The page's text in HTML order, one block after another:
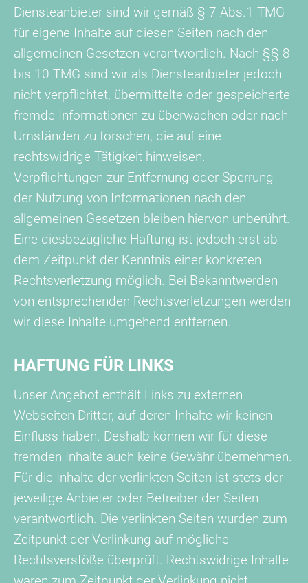
Diensteanbieter sind wir gemäß § 7 Abs.1 TMG
für eigene Inhalte auf diesen Seiten nach den
allgemeinen Gesetzen verantwortlich. Nach §§ 8
bis 10 TMG sind wir als Diensteanbieter jedoch
nicht verpflichtet, übermittelte oder gespeicherte
fremde Informationen zu überwachen oder nach
Umständen zu forschen, die auf eine
rechtswidrige Tätigkeit hinweisen.
Verpflichtungen zur Entfernung oder Sperrung
der Nutzung von Informationen nach den
allgemeinen Gesetzen bleiben hiervon unberührt.
Eine diesbezügliche Haftung ist jedoch erst ab
dem Zeitpunkt der Kenntnis einer konkreten
Rechtsverletzung möglich. Bei Bekanntwerden
von entsprechenden Rechtsverletzungen werden
wir diese Inhalte umgehend entfernen.
HAFTUNG FÜR LINKS
Unser Angebot enthält Links zu externen
Webseiten Dritter, auf deren Inhalte wir keinen
Einfluss haben. Deshalb können wir für diese
fremden Inhalte auch keine Gewähr übernehmen.
Für die Inhalte der verlinkten Seiten ist stets der
jeweilige Anbieter oder Betreiber der Seiten
verantwortlich. Die verlinkten Seiten wurden zum
Zeitpunkt der Verlinkung auf mögliche
Rechtsverstöße überprüft. Rechtswidrige Inhalte